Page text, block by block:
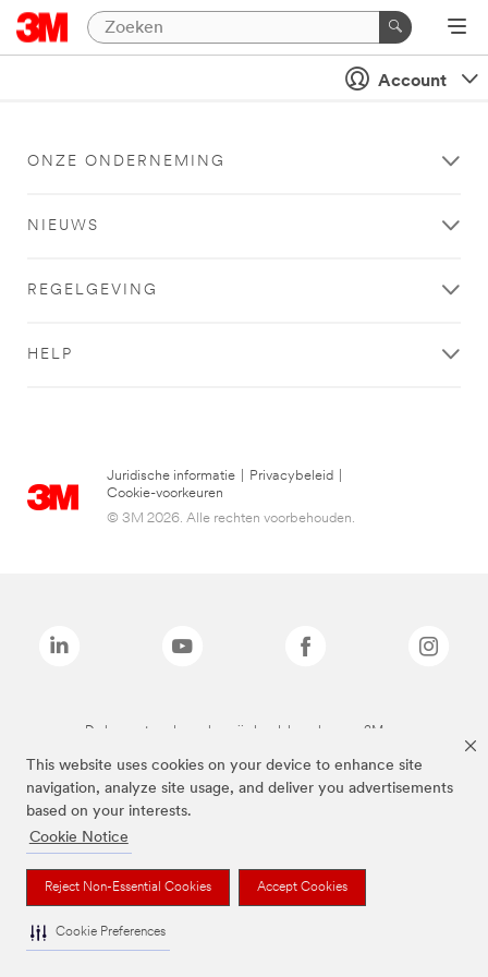
This website uses cookies on your device to enhance site
navigation, analyze site usage, and deliver you advertisements
based on your interests.
Cookie Notice
Reject Non-Essential Cookies Accept Cookies
Cookie Preferences
Account
ONZE ONDERNEMING
NIEUWS
REGELGEVING
HELP
Juridische informatie Privacybeleid
Cookie-voorkeuren
© 3M 2026. Alle rechten voorbehouden.
De bovenstaande merken zijn handelsmerken van 3M.we